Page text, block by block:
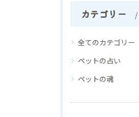
カテゴリー
全てのカテゴリー
ペットの占い
ペットの魂